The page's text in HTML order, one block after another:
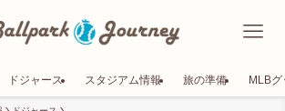
ドジャース スタジアム情報 旅の準備 MLB